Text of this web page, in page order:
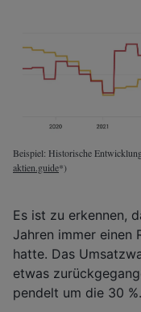
Beispiel: Historische
aktien.guide*)
Es ist zu erkennen,
Jahren immer einen
hatte. Das
etwas
pendelt um die 30 %.